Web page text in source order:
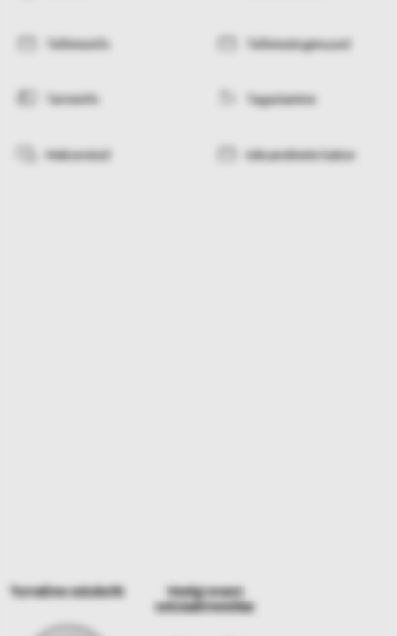
Tellimisinfo Tellimistingimused
Tarneinfo Tagastamine
Makseviisid Isikuandmete kaitse
Turvaline ostukoht
Veelgi enam
sotsiaalmeedias